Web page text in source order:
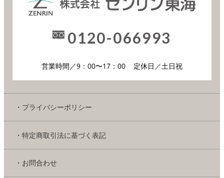
0120-066993
営業時間／9：00〜17：00 定休日／土日祝
・プライバシーポリシー
・特定商取引法に基づく表記
・お問合わせ